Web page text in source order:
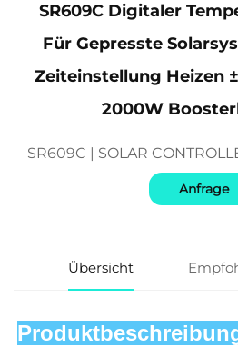
SR609C Digitaler
Für Gepresste
Zeiteinstellung Heizen
2000W
SR609C | SOLAR
Anfrage
Übersicht